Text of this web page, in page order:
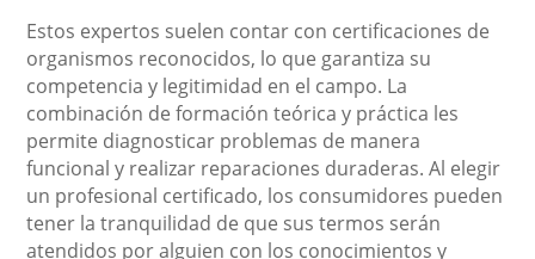
Estos expertos suelen contar con certificaciones de
organismos reconocidos, lo que garantiza su
competencia y legitimidad en el campo. La
combinación de formación teórica y práctica les
permite diagnosticar problemas de manera
funcional y realizar reparaciones duraderas. Al elegir
un profesional certificado, los consumidores pueden
tener la tranquilidad de que sus termos serán
atendidos por alguien con los conocimientos y